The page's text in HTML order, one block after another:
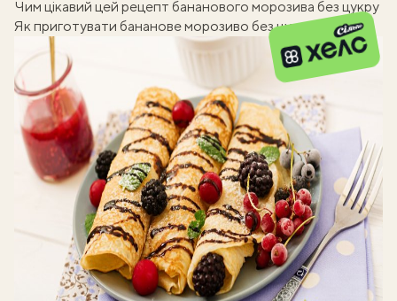
Чим цікавий цей рецепт бананового морозива без цукру
Як приготувати бананове морозиво без цукру